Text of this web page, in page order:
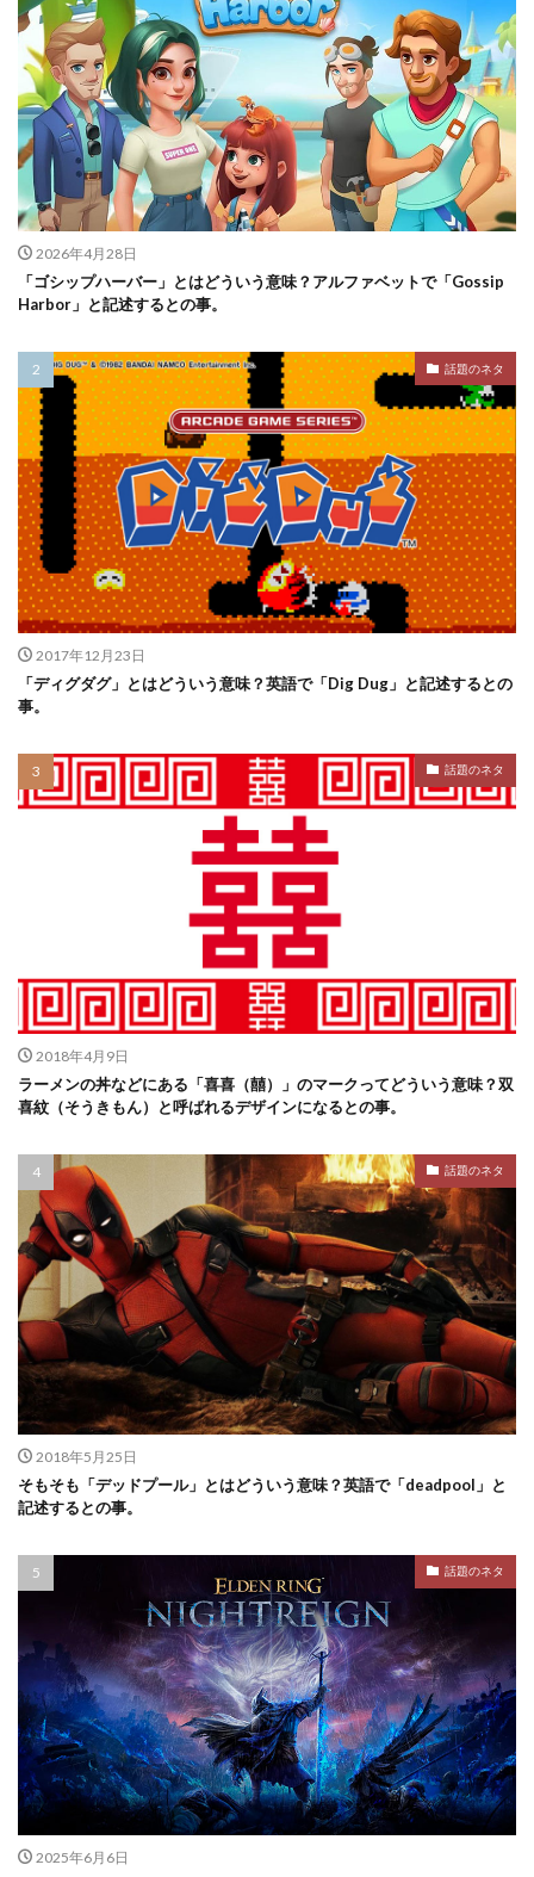
2026年4月28日
「ゴシップハーバー」とはどういう意味？アルファベットで「Gossip
Harbor」と記述するとの事。
話題のネタ
2017年12月23日
「ディグダグ」とはどういう意味？英語で「Dig Dug」と記述するとの
事。
話題のネタ
2018年4月9日
ラーメンの丼などにある「喜喜（囍）」のマークってどういう意味？双
喜紋（そうきもん）と呼ばれるデザインになるとの事。
話題のネタ
2018年5月25日
そもそも「デッドプール」とはどういう意味？英語で「deadpool」と
記述するとの事。
話題のネタ
2025年6月6日